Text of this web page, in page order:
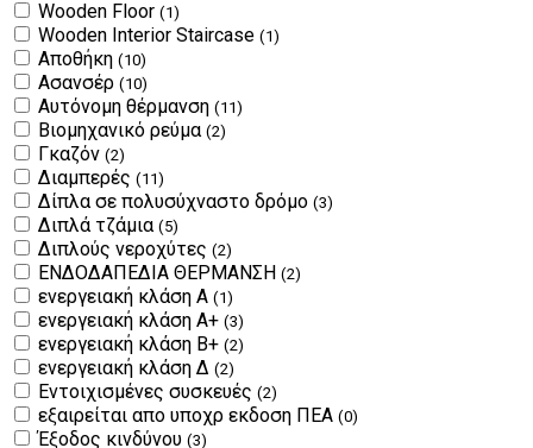
Wooden Floor (1)
Wooden Interior Staircase (1)
Αποθήκη (10)
Ασανσέρ (10)
Αυτόνομη θέρμανση (11)
Βιομηχανικό ρεύμα (2)
Γκαζόν (2)
Διαμπερές (11)
Δίπλα σε πολυσύχναστο δρόμο (3)
Διπλά τζάμια (5)
Διπλούς νεροχύτες (2)
ΕΝΔΟΔΑΠΕΔΙΑ ΘΕΡΜΑΝΣΗ (2)
ενεργειακή κλάση Α (1)
ενεργειακή κλάση Α+ (3)
ενεργειακή κλάση Β+ (2)
ενεργειακή κλάση Δ (2)
Εντοιχισμένες συσκευές (2)
εξαιρείται απο υποχρ εκδοση ΠΕΑ (0)
Έξοδος κινδύνου (3)